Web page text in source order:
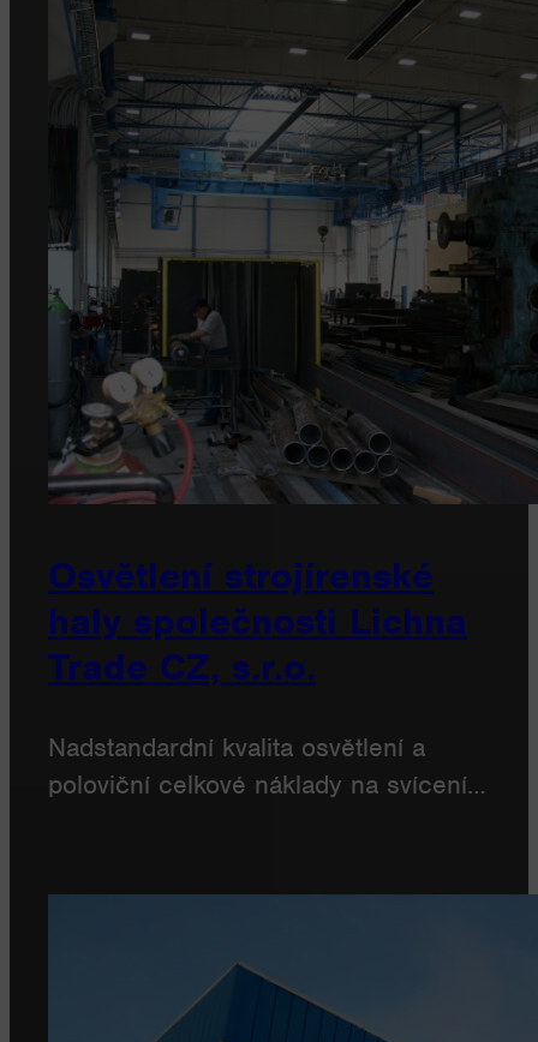
Osvětlení strojírenské
haly společnosti Lichna
Trade CZ, s.r.o.
Nadstandardní kvalita osvětlení a
poloviční celkové náklady na svícení…